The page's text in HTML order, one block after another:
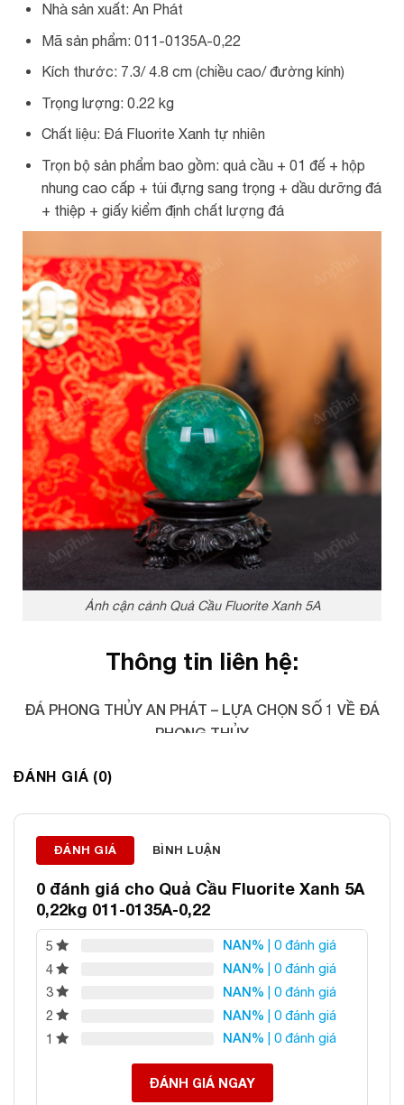
Nhà sản xuất: An Phát
Mã sản phẩm: 011-0135A-0,22
Kích thước: 7.3/ 4.8 cm (chiều cao/ đường kính)
Trọng lượng: 0.22 kg
Chất liệu: Đá Fluorite Xanh tự nhiên
Trọn bộ sản phẩm bao gồm: quả cầu + 01 đế + hộp
nhung cao cấp + túi đựng sang trọng + dầu dưỡng đá
+ thiệp + giấy kiểm định chất lượng đá
Ảnh cận cảnh Quả Cầu Fluorite Xanh 5A
Thông tin liên hệ:
ĐÁ PHONG THỦY AN PHÁT – LỰA CHỌN SỐ 1 VỀ ĐÁ
PHONG THỦY
ĐÁNH GIÁ (0)
ĐÁNH GIÁ BÌNH LUẬN
0 đánh giá cho Quả Cầu Fluorite Xanh 5A
0,22kg 011-0135A-0,22
5 NAN% | 0 đánh giá
4
NAN% | 0 đánh giá
3
NAN% | 0 đánh giá
2
NAN% | 0 đánh giá
1
NAN% | 0 đánh giá
ĐÁNH GIÁ NGAY